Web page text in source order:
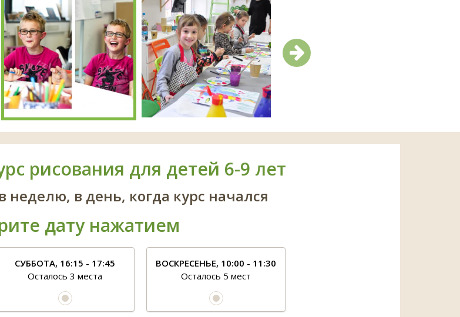
Следующий
рисования для детей 6-9 лет
неделю, в день, когда курс начался
дату нажатием
СУББОТА, 16:15 - 17:45
Осталось 3 места
ВОСКРЕСЕНЬЕ, 10:00 - 11:30
Осталось 5 мест